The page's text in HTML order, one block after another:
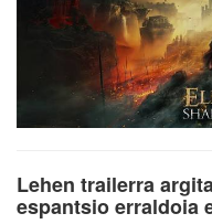
Lehen trailerra
espantsio erraldoia